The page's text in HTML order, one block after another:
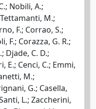
Nobili, A.;
M.;
F.; Corrao, S.;
F.; Corazza, G. R.;
Djade, C. D.;
E.; Cenci, C.; Emmi,
M.;
G.; Casella,
L.; Zaccherini,